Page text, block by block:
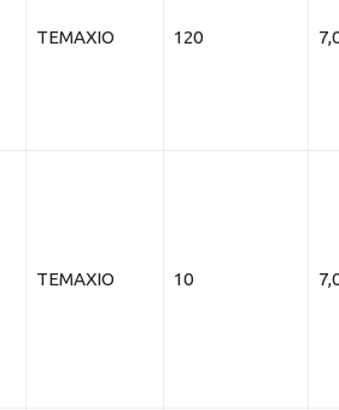
ΤΕΜΑΧΙΟ 120
ΤΕΜΑΧΙΟ 10